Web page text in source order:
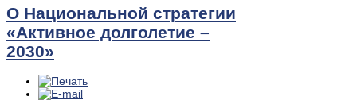
О Национальной стратегии
«Активное долголетие –
2030»